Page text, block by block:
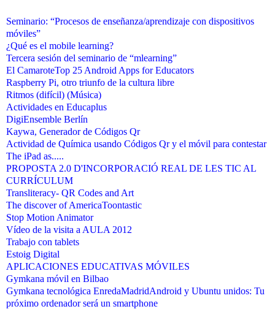
Seminario: “Procesos de enseñanza/aprendizaje con dispositivos
móviles”
¿Qué es el mobile learning?
Tercera sesión del seminario de “mlearning”
El CamaroteTop 25 Android Apps for Educators
Raspberry Pi, otro triunfo de la cultura libre
Ritmos (difícil) (Música)
Actividades en Educaplus
DigiEnsemble Berlín
Kaywa, Generador de Códigos Qr
Actividad de Química usando Códigos Qr y el móvil para contestar
The iPad as.....
PROPOSTA 2.0 D'INCORPORACIÓ REAL DE LES TIC AL
CURRÍCULUM
Transliteracy- QR Codes and Art
The discover of AmericaToontastic
Stop Motion Animator
Vídeo de la visita a AULA 2012
Trabajo con tablets
Estoig Digital
APLICACIONES EDUCATIVAS MÓVILES
Gymkana móvil en Bilbao
Gymkana tecnológica EnredaMadridAndroid y Ubuntu unidos: Tu
próximo ordenador será un smartphone